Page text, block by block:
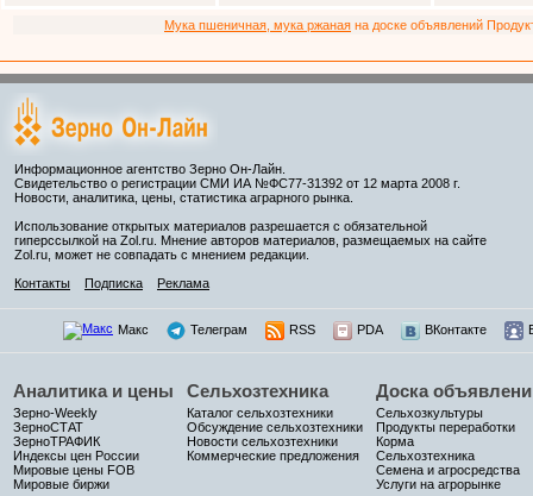
Мука пшеничная, мука ржаная на доске объявлений
Информационное агентство Зерно Он-Лайн.
Свидетельство о регистрации СМИ ИА №ФС77-31392 от 12 марта 2008 г.
Новости, аналитика, цены, статистика аграрного рынка.
Использование открытых материалов разрешается с обязательной
гиперссылкой на Zol.ru. Мнение авторов материалов, размещаемых на сайте
Zol.ru, может не совпадать с мнением редакции.
Контакты
Подписка Реклама
Макс Телеграм RSS PDA ВКонтакте
Аналитика и цены
Зерно-Weekly
ЗерноСТАТ
ЗерноТРАФИК
Индексы цен России
Мировые цены FOB
Мировые биржи
Сельхозтехника
Каталог сельхозтехники
Обсуждение сельхозтехники
Новости сельхозтехники
Коммерческие предложения
Доска
Сельхозкультуры
Продукты переработки
Корма
Сельхозтехника
Семена и агросредства
Услуги на агрорынке